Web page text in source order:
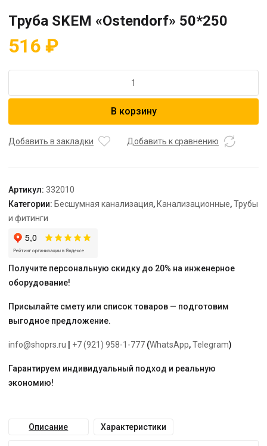
Труба SKEM «Ostendorf» 50*250
516 ₽
Труба
50*250
В корзину
Добавить в закладки Добавить к сравнению
Артикул: 332010
Категории: Бесшумная канализация, Канализационные,Трубы
и фитинги
Получите персональную скидку до 20% на инженерное
оборудование!
Присылайте смету или список товаров — подготовим
выгодное предложение.
info@shoprs.ru +7 (921) 958-1-777 (WhatsApp,Telegram)
Гарантируем индивидуальный подход и реальную
экономию!
Описание Характеристики